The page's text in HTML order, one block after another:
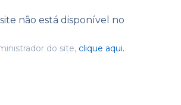
não está disponível no
do site, clique aqui.